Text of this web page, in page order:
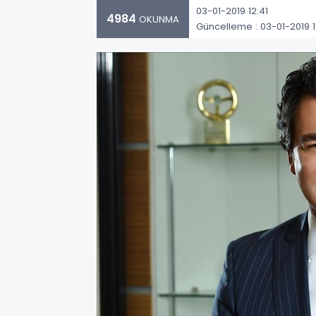
4984 OKUNMA
03-01-2019 12:41
Güncelleme : 03-01-2019